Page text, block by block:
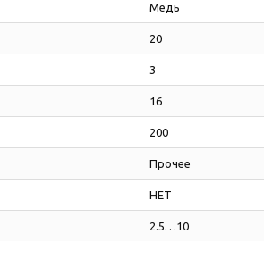
Медь
20
3
16
200
Прочее
НЕТ
2.5…10